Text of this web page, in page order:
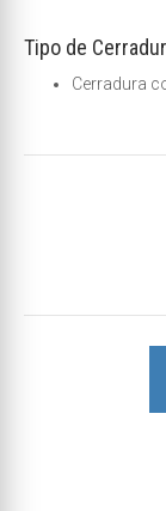
Tipo de
Cerradura